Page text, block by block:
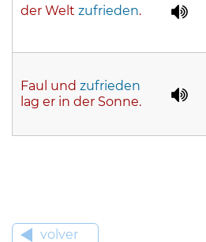
der Welt zufrieden.
Faul und zufrieden
lag er in der Sonne.
volver